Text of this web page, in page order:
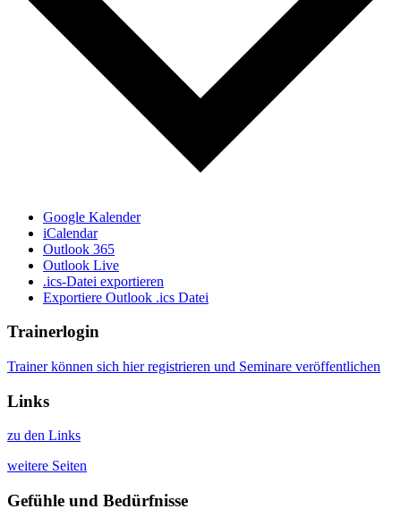
Google Kalender
iCalendar
Outlook 365
Outlook Live
.ics-Datei exportieren
Exportiere Outlook .ics Datei
Trainerlogin
Trainer können sich hier registrieren und Seminare veröffentlichen
Links
zu den Links
weitere Seiten
Gefühle und Bedürfnisse